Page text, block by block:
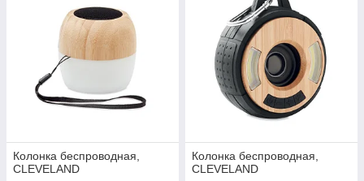
Колонка беспроводная,
CLEVELAND
Колонка беспроводная,
CLEVELAND